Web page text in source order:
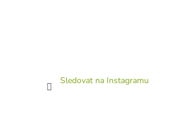
Sledovat na Instagramu